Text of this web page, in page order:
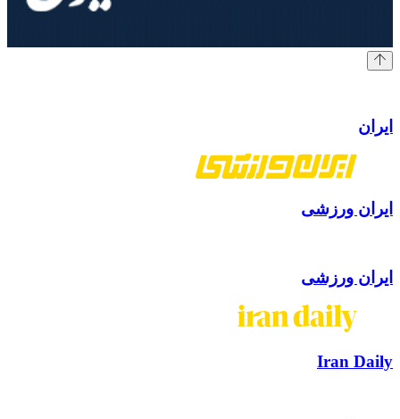
ایران
ایران ورزشی
ایران ورزشی
Iran Daily